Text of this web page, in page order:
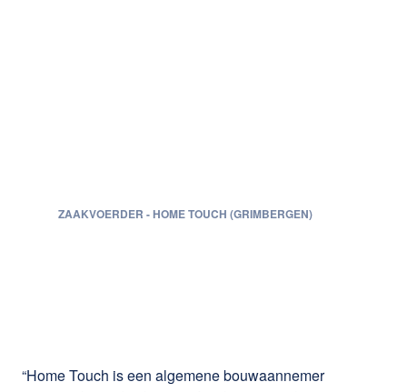
ZAAKVOERDER -HOME TOUCH (GRIMBERGEN)
“Home Touch is een algemene bouwaannemer